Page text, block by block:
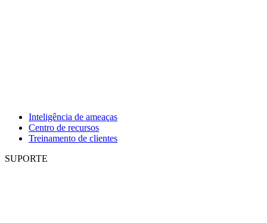
Inteligência de ameaças
Centro de recursos
Treinamento de clientes
SUPORTE